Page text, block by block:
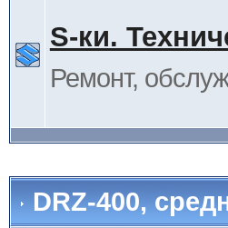
S-ки.
Ремонт,
DRZ-400,